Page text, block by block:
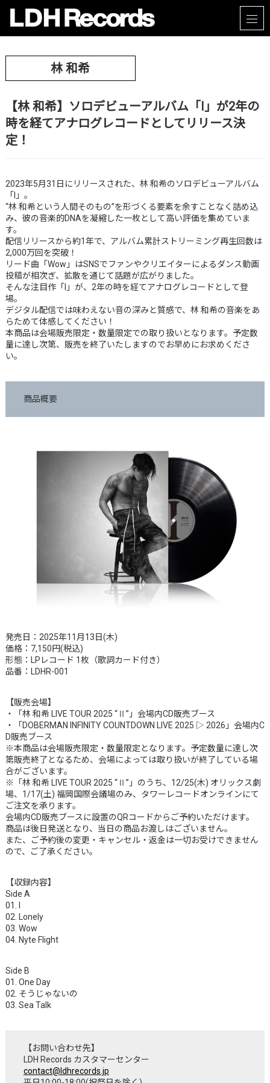
林 和希
【林 和希】ソロデビューアルバム「I」が2年の
時を経てアナログレコードとしてリリース決
定！
2023年5月31日にリリースされた、林 和希のソロデビューアルバム
「I」。
“林 和希という人間そのもの”を形づくる要素を余すことなく詰め込
み、彼の音楽的DNAを凝縮した一枚として高い評価を集めていま
す。
配信リリースから約1年で、アルバム累計ストリーミング再生回数は
2,000万回を突破！
リード曲「Wow」はSNSでファンやクリエイターによるダンス動画
投稿が相次ぎ、拡散を通じて話題が広がりました。
そんな注目作「I」が、2年の時を経てアナログレコードとして登
場。
デジタル配信では味わえない音の深みと質感で、林 和希の音楽をあ
らためて体感してください！
本商品は会場販売限定・数量限定での取り扱いとなります。予定数
量に達し次第、販売を終了いたしますのでお早めにお求めくださ
い。
商品概要
発売日：2025年11月13日(木)
価格：7,150円(税込)
形態：LPレコード 1枚（歌詞カード付き）
品番：LDHR-001
【販売会場】
・「林 和希 LIVE TOUR 2025 “Ⅱ”」会場内CD販売ブース
・「DOBERMAN INFINITY COUNTDOWN LIVE 2025 ▷ 2026」会場内C
D販売ブース
※本商品は会場販売限定・数量限定となります。予定数量に達し次
第販売終了となるため、会場によっては取り扱いが終了している場
合がございます。
※「林 和希 LIVE TOUR 2025 “Ⅱ”」のうち、12/25(木) オリックス劇
場、1/17(土) 福岡国際会議場のみ、タワーレコードオンラインにて
ご注文を承ります。
会場内CD販売ブースに設置のQRコードからご予約いただけます。
商品は後日発送となり、当日の商品お渡しはございません。
また、ご予約後の変更・キャンセル・返金は一切お受けできません
ので、ご了承ください。
【収録内容】
Side A
01. I
02. Lonely
03. Wow
04. Nyte Flight
Side B
01. One Day
02. そうじゃないの
03. Sea Talk
【お問い合わせ先】
LDH Records カスタマーセンター
contact@ldhrecords.jp